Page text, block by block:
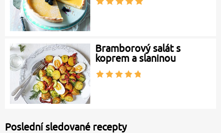
Bramborový salát s
koprem a slaninou
Poslední sledované recepty